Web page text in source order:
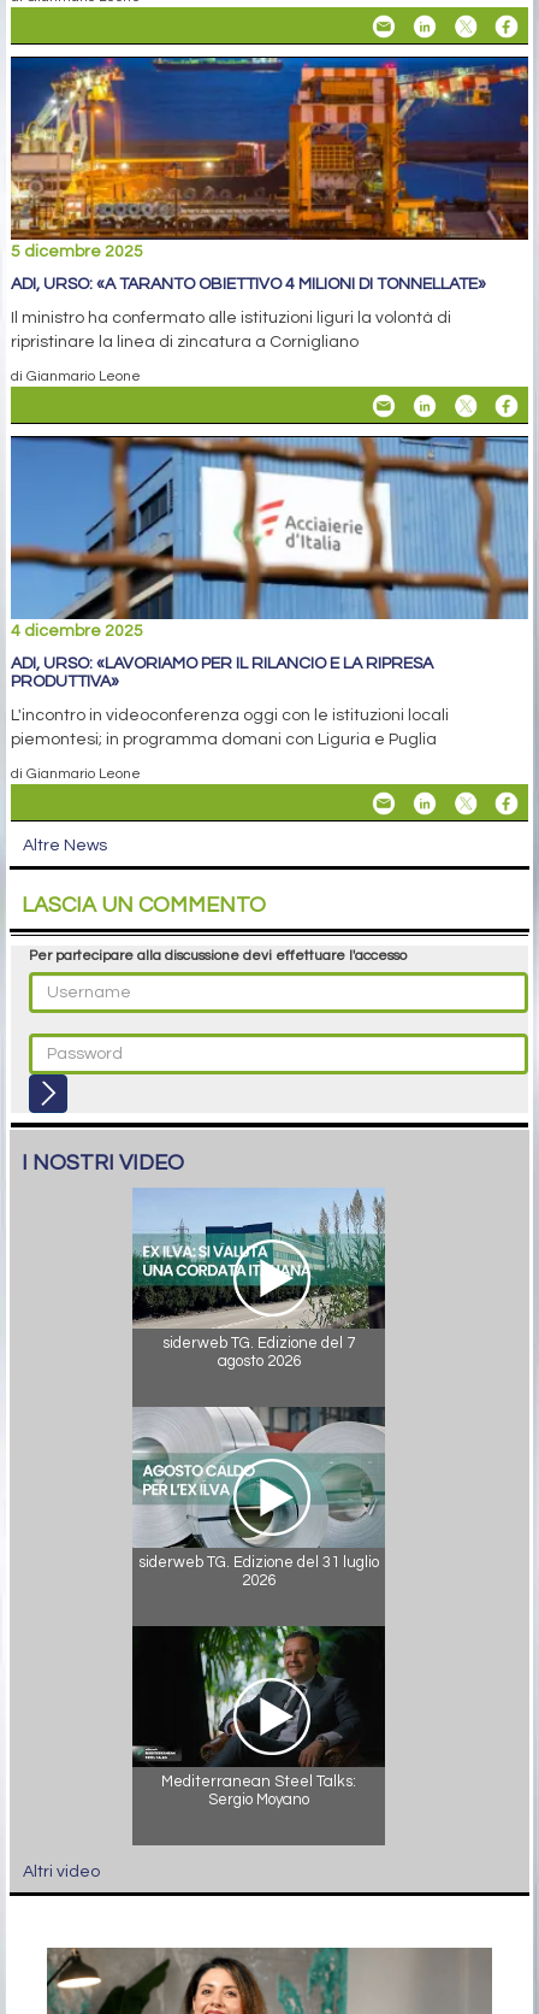
5 dicembre 2025
ADI, URSO: «A TARANTO OBIETTIVO 4 MILIONI DI TONNELLATE»
Il ministro ha confermato alle istituzioni liguri la volontà di
ripristinare la linea di zincatura a Cornigliano
di Gianmario Leone
4 dicembre 2025
ADI, URSO: «LAVORIAMO PER IL RILANCIO E LA RIPRESA
PRODUTTIVA»
L'incontro in videoconferenza oggi con le istituzioni locali
piemontesi; in programma domani con Liguria e Puglia
di Gianmario Leone
Altre News
LASCIA UN COMMENTO
Per partecipare alla discussione devi effettuare l'accesso
I NOSTRI VIDEO
siderweb TG. Edizione del 7
agosto 2026
siderweb TG. Edizione del 31 luglio
2026
Mediterranean Steel Talks:
Sergio Moyano
Altri video